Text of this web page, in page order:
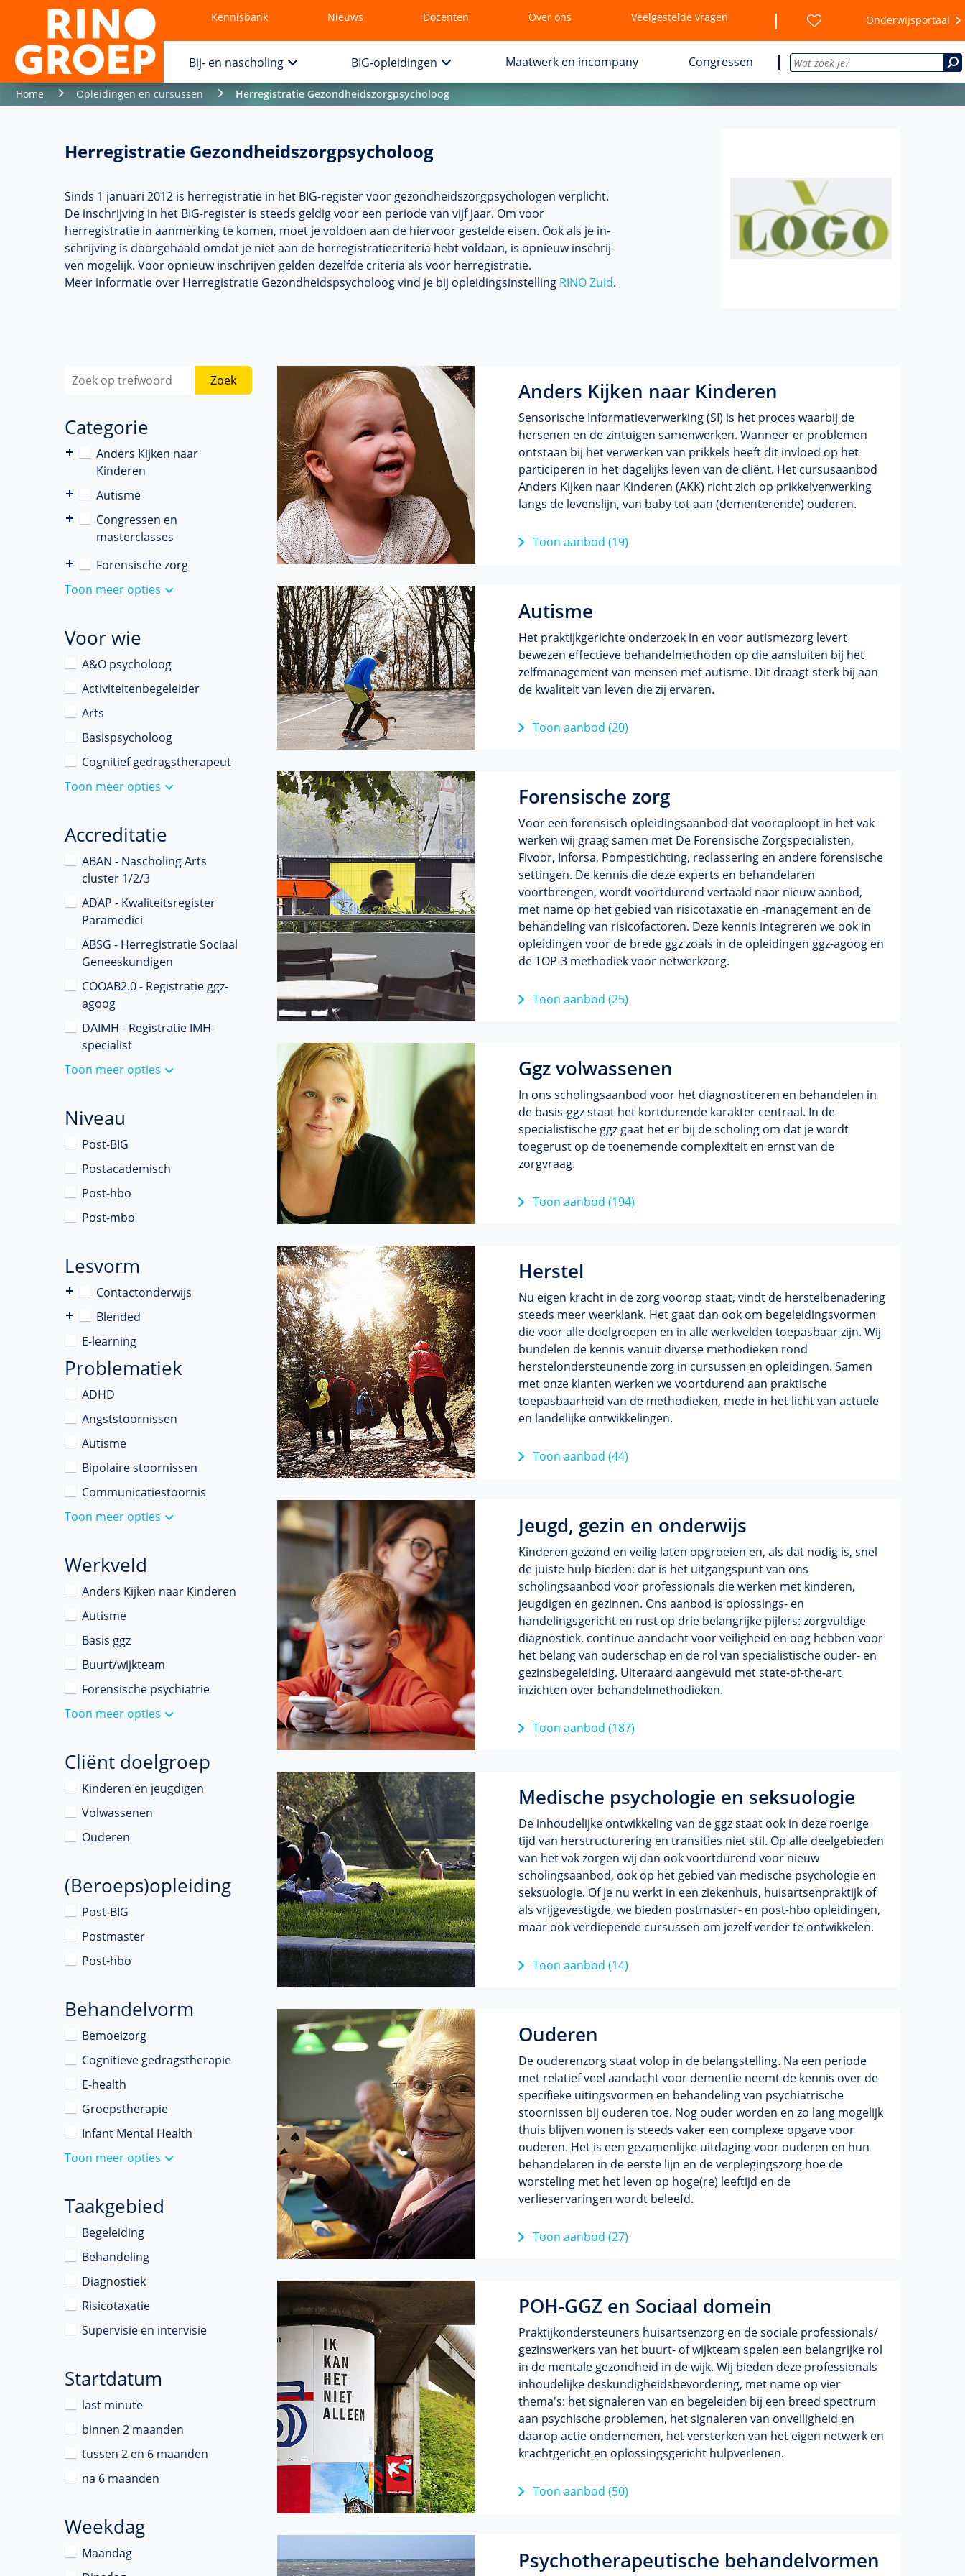
Kennisbank Nieuws Docenten Over ons Veelgestelde vragen Onderwijsportaal
Bij- en nascholing BIG-opleidingen Maatwerk en incompany Congressen
Home Opleidingen en cursussen Herregistratie Gezondheidszorgpsycholoog
Herregistratie Gezondheidszorgpsycholoog
Sinds 1 januari 2012 is herregistratie in het BIG-register voor gezond­heids­zorgpsycho­logen verplicht.
De in­schrij­ving in het BIG-register is steeds geldig voor een periode van vijf jaar. Om voor
herregistratie in aanmerking te komen, moet je voldoen aan de hiervoor gestelde eisen. Ook als je in­
schrij­ving is doorgehaald omdat je niet aan de herregistratiecriteria hebt voldaan, is opnieuw in­schrij­
ven moge­lijk. Voor opnieuw in­schrij­ven gelden dezelfde criteria als voor herregistratie.
Meer infor­matie over Herregistratie Gezondheidspsycho­loog vind je bij opleidingsinstel­ling RINO Zuid.
Zoek
Categorie
Anders Kijken naar
Kinderen
Autisme
Congressen en
masterclasses
Forensische zorg
Toon meer opties
Voor wie
A&O psycholoog
Activiteitenbegeleider
Arts
Basispsycholoog
Cognitief gedragstherapeut
Toon meer opties
Accreditatie
ABAN - Nascholing Arts
cluster 1/2/3
ADAP - Kwaliteitsregister
Paramedici
ABSG - Herregistratie Sociaal
Geneeskundigen
COOAB2.0 - Registratie ggz-
agoog
DAIMH - Registratie IMH-
specialist
Toon meer opties
Niveau
Post-BIG
Postacademisch
Post-hbo
Post-mbo
Lesvorm
Contactonderwijs
Blended
E-learning
Problematiek
ADHD
Angststoornissen
Autisme
Bipolaire stoornissen
Communicatiestoornis
Toon meer opties
Werkveld
Anders Kijken naar Kinderen
Autisme
Basis ggz
Buurt/wijkteam
Forensische psychiatrie
Toon meer opties
Cliënt doelgroep
Kinderen en jeugdigen
Volwassenen
Ouderen
(Beroeps)opleiding
Post-BIG
Postmaster
Post-hbo
Behandelvorm
Bemoeizorg
Cognitieve gedragstherapie
E-health
Groepstherapie
Infant Mental Health
Toon meer opties
Taakgebied
Begeleiding
Behandeling
Diagnostiek
Risicotaxatie
Supervisie en intervisie
Startdatum
last minute
binnen 2 maanden
tussen 2 en 6 maanden
na 6 maanden
Weekdag
Maandag
Anders Kijken naar Kinderen
Sensorische Informatieverwerking (SI) is het proces waarbij de
hersenen en de zintuigen samenwerken. Wanneer er problemen
ontstaan bij het verwerken van prikkels heeft dit invloed op het
participeren in het dagelijks leven van de cliënt. Het cursusaanbod
Anders Kijken naar Kinderen (AKK) richt zich op prikkelverwerking
langs de levenslijn, van baby tot aan (dementerende) ouderen.
Toon aanbod (19)
Autisme
Het praktijkgerichte onderzoek in en voor autismezorg levert
bewezen effectieve behandelmethoden op die aansluiten bij het
zelfmanagement van mensen met autisme. Dit draagt sterk bij aan
de kwaliteit van leven die zij ervaren.
Toon aanbod (20)
Forensische zorg
Voor een forensisch opleidingsaanbod dat vooroploopt in het vak
werken wij graag samen met De Forensische Zorgspecialisten,
Fivoor, Inforsa, Pompestichting, reclassering en andere forensische
settingen. De kennis die deze experts en behandelaren
voortbrengen, wordt voortdurend vertaald naar nieuw aanbod,
met name op het gebied van risicotaxatie en -management en de
behandeling van risicofactoren. Deze kennis integreren we ook in
opleidingen voor de brede ggz zoals in de opleidingen ggz-agoog en
de TOP-3 methodiek voor netwerkzorg.
Toon aanbod (25)
Ggz volwassenen
In ons scholingsaanbod voor het diagnosticeren en behandelen in
de basis-ggz staat het kortdurende karakter centraal. In de
specialistische ggz gaat het er bij de scholing om dat je wordt
toegerust op de toenemende complexiteit en ernst van de
zorgvraag.
Toon aanbod (194)
Herstel
Nu eigen kracht in de zorg voorop staat, vindt de herstelbenadering
steeds meer weerklank. Het gaat dan ook om begeleidingsvormen
die voor alle doelgroepen en in alle werkvelden toepasbaar zijn. Wij
bundelen de kennis vanuit diverse methodieken rond
herstelondersteunende zorg in cursussen en opleidingen. Samen
met onze klanten werken we voortdurend aan praktische
toepasbaarheid van de methodieken, mede in het licht van actuele
en landelijke ontwikkelingen.
Toon aanbod (44)
Jeugd, gezin en onderwijs
Kinderen gezond en veilig laten opgroeien en, als dat nodig is, snel
de juiste hulp bieden: dat is het uitgangspunt van ons
scholingsaanbod voor professionals die werken met kinderen,
jeugdigen en gezinnen. Ons aanbod is oplossings- en
handelingsgericht en rust op drie belangrijke pijlers: zorgvuldige
diagnostiek, continue aandacht voor veiligheid en oog hebben voor
het belang van ouderschap en de rol van specialistische ouder- en
gezinsbegeleiding. Uiteraard aangevuld met state-of-the-art
inzichten over behandelmethodieken.
Toon aanbod (187)
Medische psychologie en seksuologie
De inhoudelijke ontwikkeling van de ggz staat ook in deze roerige
tijd van herstructurering en transities niet stil. Op alle deelgebieden
van het vak zorgen wij dan ook voortdurend voor nieuw
scholingsaanbod, ook op het gebied van medische psychologie en
seksuologie. Of je nu werkt in een ziekenhuis, huisartsenpraktijk of
als vrijgevestigde, we bieden postmaster- en post-hbo opleidingen,
maar ook verdiepende cursussen om jezelf verder te ontwikkelen.
Toon aanbod (14)
Ouderen
De ouderenzorg staat volop in de belangstelling. Na een periode
met relatief veel aandacht voor dementie neemt de kennis over de
specifieke uitingsvormen en behandeling van psychiatrische
stoornissen bij ouderen toe. Nog ouder worden en zo lang mogelijk
thuis blijven wonen is steeds vaker een complexe opgave voor
ouderen. Het is een gezamenlijke uitdaging voor ouderen en hun
behandelaren in de eerste lijn en de verplegingszorg hoe de
worsteling met het leven op hoge(re) leeftijd en de
verlieservaringen wordt beleefd.
Toon aanbod (27)
POH-GGZ en Sociaal domein
Praktijkondersteuners huisartsenzorg en de sociale professionals/
gezinswerkers van het buurt- of wijkteam spelen een belangrijke rol
in de mentale gezondheid in de wijk. Wij bieden deze professionals
inhoudelijke deskundigheidsbevordering, met name op vier
thema's: het signaleren van en begeleiden bij een breed spectrum
aan psychische problemen, het signaleren van onveiligheid en
daarop actie ondernemen, het versterken van het eigen netwerk en
krachtgericht en oplossingsgericht hulpverlenen.
Toon aanbod (50)
Psychotherapeutische behandelvormen